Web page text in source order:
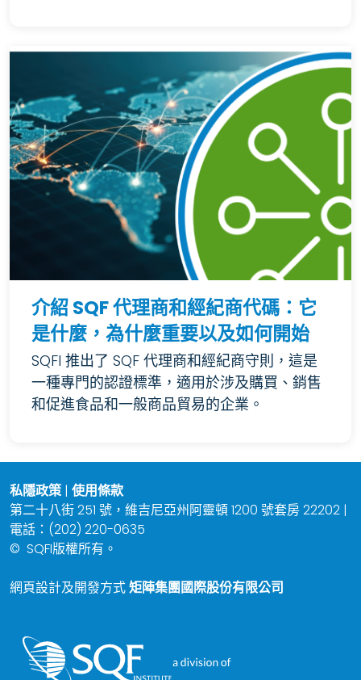
介紹 SQF 代理商和經紀商代碼：它
是什麼，為什麼重要以及如何開始
SQFI 推出了 SQF 代理商和經紀商守則，這是
一種專門的認證標準，適用於涉及購買、銷售
和促進食品和一般商品貿易的企業。
私隱政策| 使用條款
第二十八街 251 號，維吉尼亞州阿靈頓 1200 號套房 22202 |
電話：(202) 220-0635
© SQFI版權所有。
網頁設計及開發方式矩陣集團國際股份有限公司